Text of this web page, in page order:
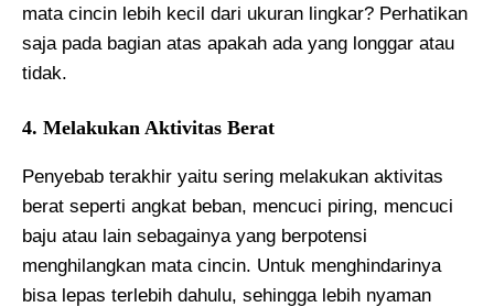
mata cincin lebih kecil dari ukuran lingkar? Perhatikan
saja pada bagian atas apakah ada yang longgar atau
tidak.
4. Melakukan Aktivitas Berat
Penyebab terakhir yaitu sering melakukan aktivitas
berat seperti angkat beban, mencuci piring, mencuci
baju atau lain sebagainya yang berpotensi
menghilangkan mata cincin. Untuk menghindarinya
bisa lepas terlebih dahulu, sehingga lebih nyaman